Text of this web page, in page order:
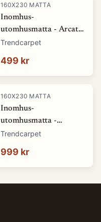
160X230 MATTA
Inomhus-
utomhusmatta - Arcata
(röd) (Storlek: 80 x 150
Trendcarpet
499 kr
160X230 MATTA
Inomhus-
utomhusmatta -
Winona (orange)
Trendcarpet
999 kr